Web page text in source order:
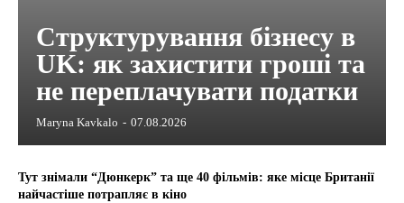
Структурування бізнесу в
UK: як захистити гроші та
не переплачувати податки
Maryna Kavkalo - 07.08.2026
Тут знімали “Дюнкерк” та ще 40 фільмів: яке місце Британії
найчастіше потрапляє в кіно